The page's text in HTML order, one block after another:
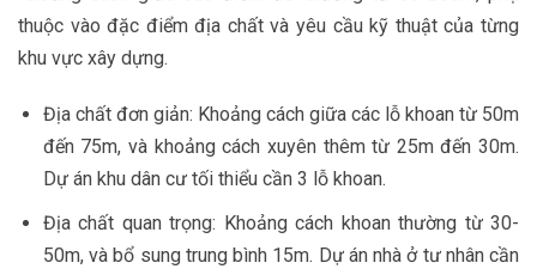
thuộc vào đặc điểm địa chất và yêu cầu kỹ thuật của từng
khu vực xây dựng.
Địa chất đơn giản: Khoảng cách giữa các lỗ khoan từ 50m
đến 75m, và khoảng cách xuyên thêm từ 25m đến 30m.
Dự án khu dân cư tối thiểu cần 3 lỗ khoan.
Địa chất quan trọng: Khoảng cách khoan thường từ 30-
50m, và bổ sung trung bình 15m. Dự án nhà ở tư nhân cần